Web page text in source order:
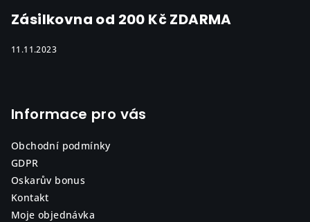
Zásilkovna od 200 Kč ZDARMA
11.11.2023
Informace pro vás
Obchodní podmínky
GDPR
Oskarův bonus
Kontakt
Moje objednávka